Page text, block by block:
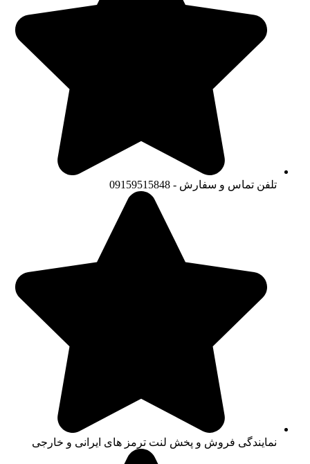
تلفن تماس و سفارش - 09159515848
نمایندگی فروش و پخش لنت ترمز های ایرانی و خارجی